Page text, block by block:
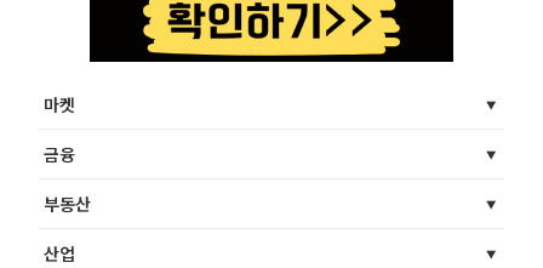
마켓
금융
부동산
산업